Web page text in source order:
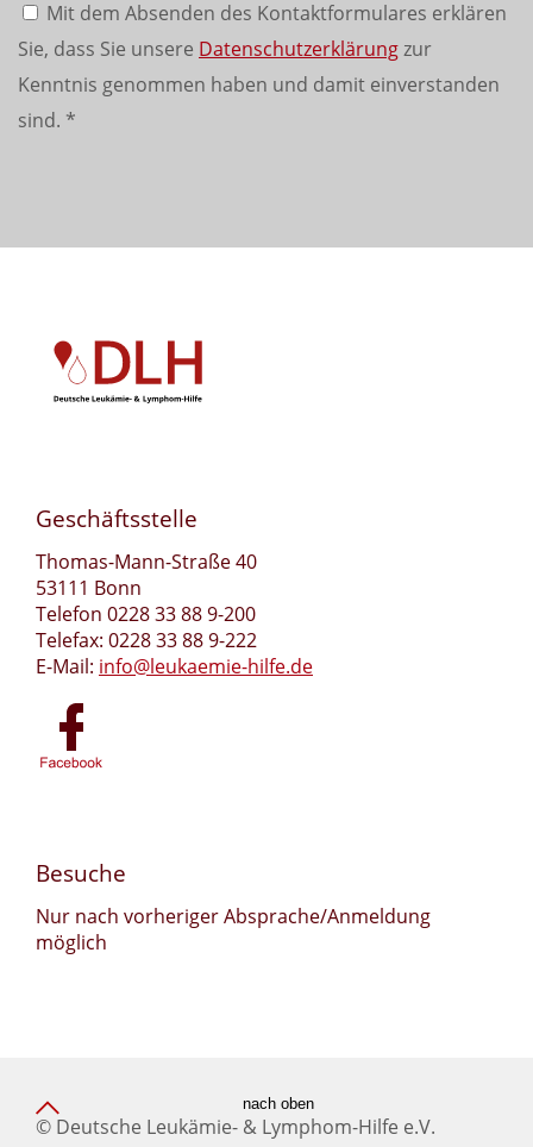
Mit dem Absenden des Kontaktformulares erklären
Sie, dass Sie unsere Datenschutzerklärungzur
Kenntnis genommen haben und damit einverstanden
sind. *
Geschäftsstelle
Thomas-Mann-Straße 40
53111 Bonn
Telefon 0228 33 88 9-200
Telefax: 0228 33 88 9-222
E-Mail: info@leukaemie-hilfe.de
Besuche
Nur nach vorheriger Absprache/Anmeldung
möglich
nach oben
© Deutsche Leukämie- & Lymphom-Hilfe e.V.